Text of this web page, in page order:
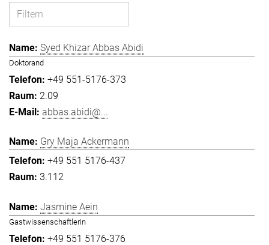
Syed Khizar Abbas Abidi
Doktorand
+49 551-5176-373
2.09
abbas.abidi@...
Gry Maja Ackermann
+49 551 5176-437
3.112
Jasmine Aein
Gastwissenschaftlerin
+49 551 5176-376